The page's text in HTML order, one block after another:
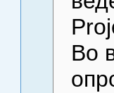
Во